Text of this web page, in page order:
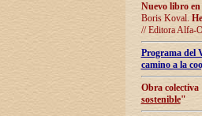
Nuevo libro
Boris Koval.
// Editora Alfa-
Programa del
camino a la
Obra
sostenible"